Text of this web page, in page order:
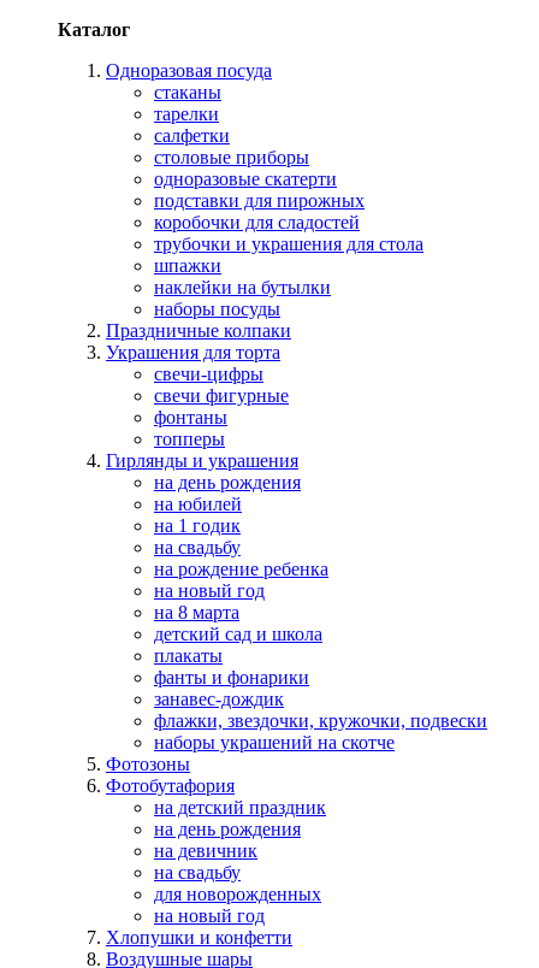
Каталог
Одноразовая посуда
стаканы
тарелки
салфетки
столовые приборы
одноразовые скатерти
подставки для пирожных
коробочки для сладостей
трубочки и украшения для стола
шпажки
наклейки на бутылки
наборы посуды
Праздничные колпаки
Украшения для торта
свечи-цифры
свечи фигурные
фонтаны
топперы
Гирлянды и украшения
на день рождения
на юбилей
на 1 годик
на свадьбу
на рождение ребенка
на новый год
на 8 марта
детский сад и школа
плакаты
фанты и фонарики
занавес-дождик
флажки, звездочки, кружочки, подвески
наборы украшений на скотче
Фотозоны
Фотобутафория
на детский праздник
на день рождения
на девичник
на свадьбу
для новорожденных
на новый год
Хлопушки и конфетти
Воздушные шары